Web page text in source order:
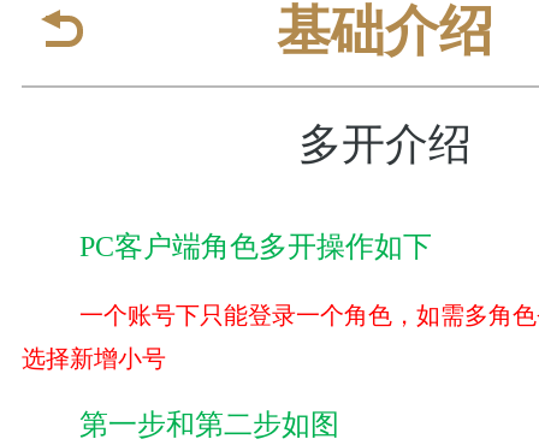
新闻中心
游戏资料
基础介绍
多开介绍
PC客户端角色多开操作如下
一个账号下只能登录一个角色，如需多角
选择新增小号
第一步和第二步如图